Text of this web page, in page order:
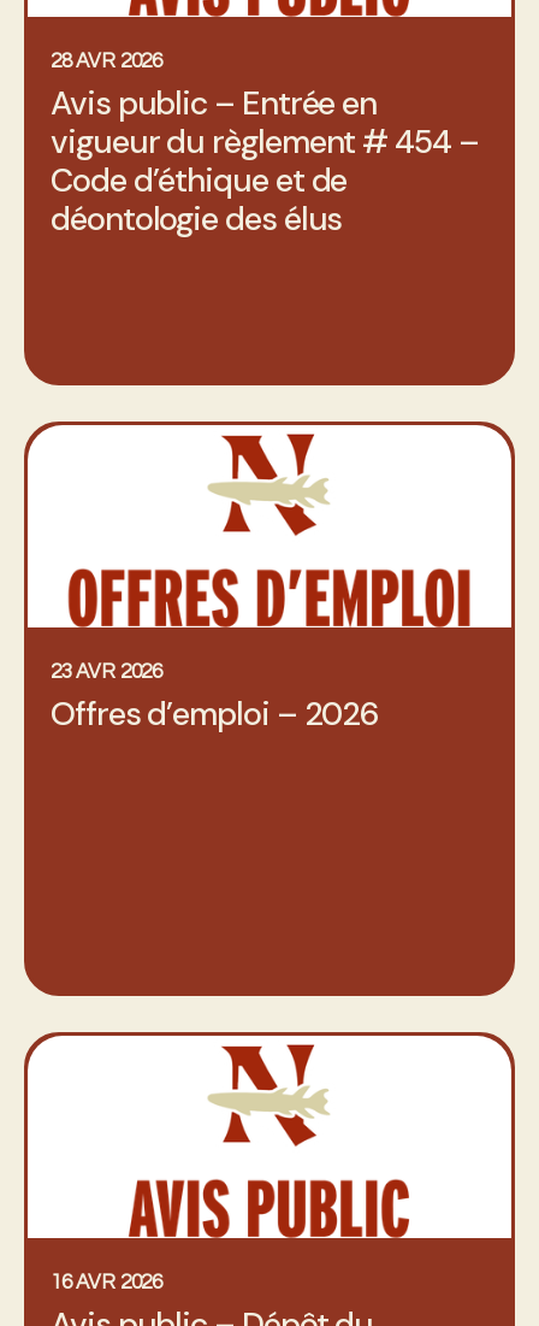
28 AVR 2026
Avis public – Entrée en
vigueur du règlement # 454 –
Code d’éthique et de
déontologie des élus
23 AVR 2026
Offres d’emploi – 2026
16 AVR 2026